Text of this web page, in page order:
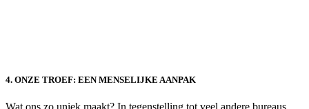
4. ONZE TROEF: EEN MENSELIJKE AANPAK